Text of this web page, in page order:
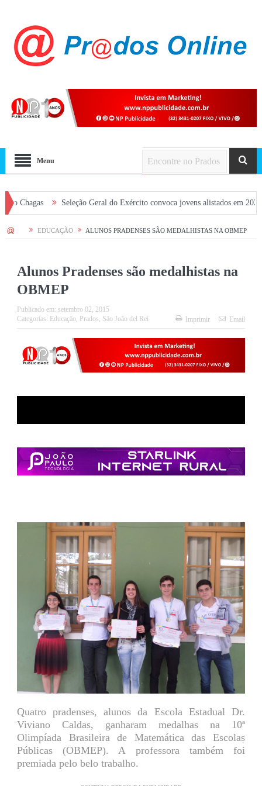
Menu
Seleção Geral do Exército convoca jovens alistados em 2026 em Prados
HOME EDUCAÇÃO ALUNOS PRADENSES SÃO MEDALHISTAS NA OBMEP
Alunos Pradenses são medalhistas na
OBMEP
Publicado em: setembro 02, 2015
Categorias: Educação, Prados, São João del Rei Imprimir Email
Quatro pradenses, alunos da Escola Estadual Dr.
Viviano Caldas, ganharam medalhas na 10ª
Olimpíada Brasileira de Matemática das Escolas
Públicas (OBMEP). A professora também foi
premiada pelo belo trabalho.